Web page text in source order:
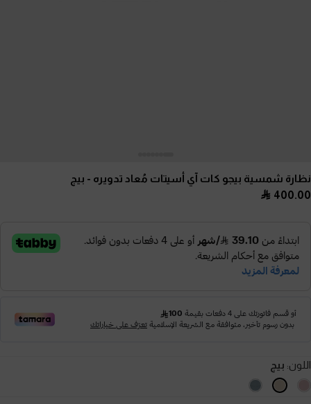
نظارة شمسية بيجو كات آي أسيتات مُعاد تدويره - بيج
400.00
اللون: بيج